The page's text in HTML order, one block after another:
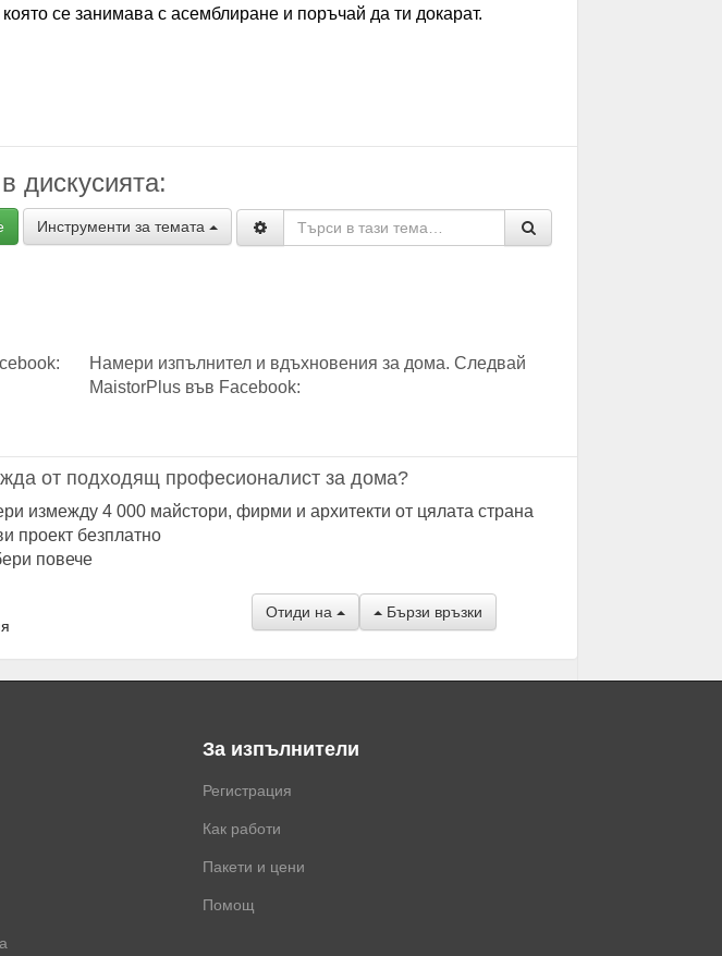
се занимава с асемблиране и поръчай да ти докарат.
дискусията:
Инструменти за темата
Намери изпълнител и вдъхновения за дома. Следвай
MaistorPlus във Facebook:
от подходящ професионалист за дома?
измежду 4 000 майстори, фирми и архитекти от цялата страна
проект безплатно
повече
Отиди на Бързи връзки
За изпълнители
Регистрация
Как работи
Пакети и цени
Помощ